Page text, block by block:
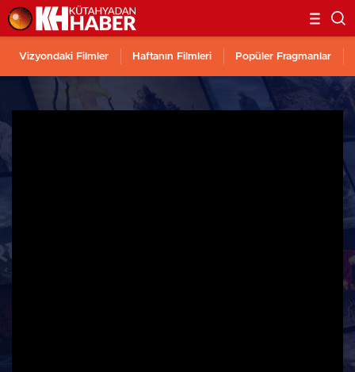
Vizyondaki Filmler Haftanın Filmleri Popüler Fragmanlar